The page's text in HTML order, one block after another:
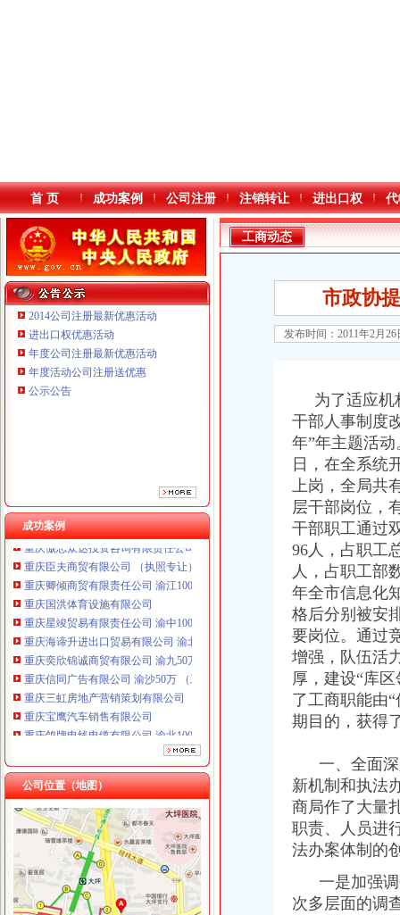
本站导航
首 页 成功案例 公司注册 注销转让 进出口权
2014公司注册最新优惠活动
进出口权优惠活动
年度公司注册最新优惠活动
年度活动公司注册送优惠
公示公告
成功案例
重庆鸽牌电线电缆有限公司 渝北10010万 (进出口权)
重庆傲志众达投资咨询有限责任公司 渝九1000万 （增资）
重庆臣夫商贸有限公司 （执照专让）
重庆卿倾商贸有限责任公司 渝江100万 （工商注册）
重庆国洪体育设施有限公司
重庆星竣贸易有限责任公司 渝中100万 （进出口权）
重庆海谛升进出口贸易有限公司 渝北100万 （进出口权）
重庆奕欣锦诚商贸有限公司 渝九50万 （工商注册）
重庆信同广告有限公司 渝沙50万 （工商注册）
重庆三虹房地产营销策划有限公司
重庆宝鹰汽车销售有限公司
重庆鸽牌电线电缆有限公司 渝北10010万 (进出口权)
重庆傲志众达投资咨询有限责任公司 渝九1000万 （增资）
重庆臣夫商贸有限公司 （执照专让）
重庆卿倾商贸有限责任公司 渝江100万 （工商注册）
重庆国洪体育设施有限公司
重庆星竣贸易有限责任公司 渝中100万 （进出口权）
重庆海谛升进出口贸易有限公司 渝北100万 （进出口权）
重庆奕欣锦诚商贸有限公司 渝九50万 （工商注册）
重庆信同广告有限公司 渝沙50万 （工商注册）
重庆三虹房地产营销策划有限公司
重庆宝鹰汽车销售有限公司
公司位置（地图）
工商动态
万盛区工商分局重庆0元注册公司6.30任务完成情况
开县工商局免费注册公司采取四项措施确保中考高考顺利进行
经开区举行“诚信守约 无愧社会”重庆免费注册公司签名宣誓仪式
各区县局1元注册公司立足职能努力为建设社会主义新农村服务
江北局重庆一元注册公司结合验照工作进一步落实就业再就业优惠政策
高新区局重庆一元注册公司规范审批与巡查监管并重强化户外广告监管
工商动态
市政协
发布时间：2011年2月
为了适应机
干部人事制度
年”年主题活
日，在全系统
上岗，全局共
层干部岗位，
干部职工通过
96人，占职工
人，占职工部
年全市信息化
格后分别被安
要岗位。通过
增强，队伍活
厚，建设“库
了工商职能由
期目的，获得
一、全面深
新机制和执法
商局作了大量
职责、人员进
法办案体制的
一是加强调
次多层面的调